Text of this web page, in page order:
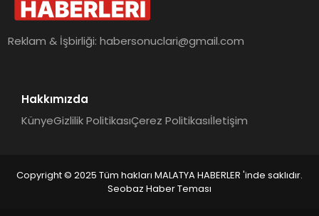
Reklam & İşbirliği:habersonuclari@gmail.com
Hakkımızda
KünyeGizlilik PolitikasıÇerez Politikasıİletişim
Copyright © 2025 Tüm hakları MALATYA HABERLER 'inde saklıdır.
Seobaz Haber Teması